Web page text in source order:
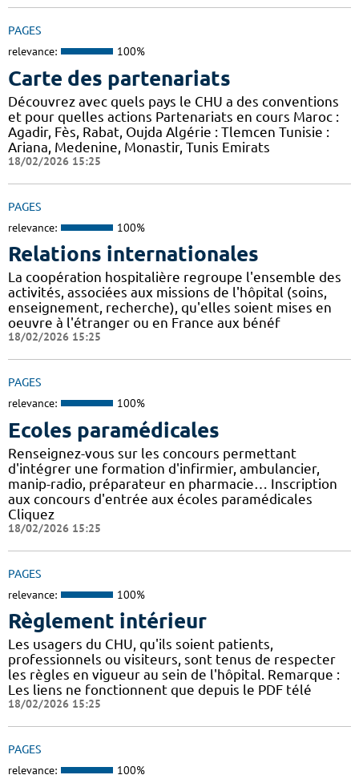
PAGES
relevance: 100%
Carte des partenariats
Découvrez avec quels pays le CHU a des conventions
et pour quelles actions Partenariats en cours Maroc :
Agadir, Fès, Rabat, Oujda Algérie : Tlemcen Tunisie :
Ariana, Medenine, Monastir, Tunis Emirats
18/02/2026 15:25
PAGES
relevance: 100%
Relations internationales
La coopération hospitalière regroupe l'ensemble des
activités, associées aux missions de l'hôpital (soins,
enseignement, recherche), qu'elles soient mises en
oeuvre à l'étranger ou en France aux bénéf
18/02/2026 15:25
PAGES
relevance: 100%
Ecoles paramédicales
Renseignez-vous sur les concours permettant
d'intégrer une formation d'infirmier, ambulancier,
manip-radio, préparateur en pharmacie… Inscription
aux concours d'entrée aux écoles paramédicales
Cliquez
18/02/2026 15:25
PAGES
relevance: 100%
Règlement intérieur
Les usagers du CHU, qu'ils soient patients,
professionnels ou visiteurs, sont tenus de respecter
les règles en vigueur au sein de l'hôpital. Remarque :
Les liens ne fonctionnent que depuis le PDF télé
18/02/2026 15:25
PAGES
relevance: 100%